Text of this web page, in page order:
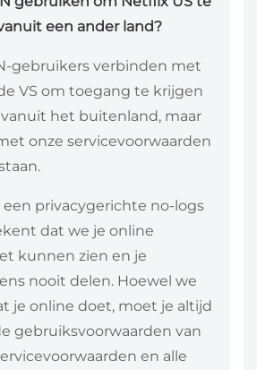
een ander land?
gebruikers verbinden met
VS om toegang te krijgen
het buitenland, maar
onze servicevoorwaarden
een privacygerichte no-logs
dat we je online
kunnen zien en je
nooit delen. Hoewel we
je online doet, moet je altijd
gebruiksvoorwaarden van
en alle